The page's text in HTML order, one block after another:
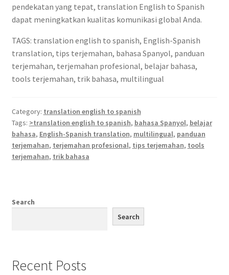
pendekatan yang tepat, translation English to Spanish
dapat meningkatkan kualitas komunikasi global Anda.
TAGS: translation english to spanish, English-Spanish
translation, tips terjemahan, bahasa Spanyol, panduan
terjemahan, terjemahan profesional, belajar bahasa,
tools terjemahan, trik bahasa, multilingual
Category: translation english to spanish
Tags: >translation english to spanish, bahasa Spanyol, belajar
bahasa, English-Spanish translation, multilingual, panduan
terjemahan, terjemahan profesional, tips terjemahan, tools
terjemahan, trik bahasa
Search
Search
Recent Posts